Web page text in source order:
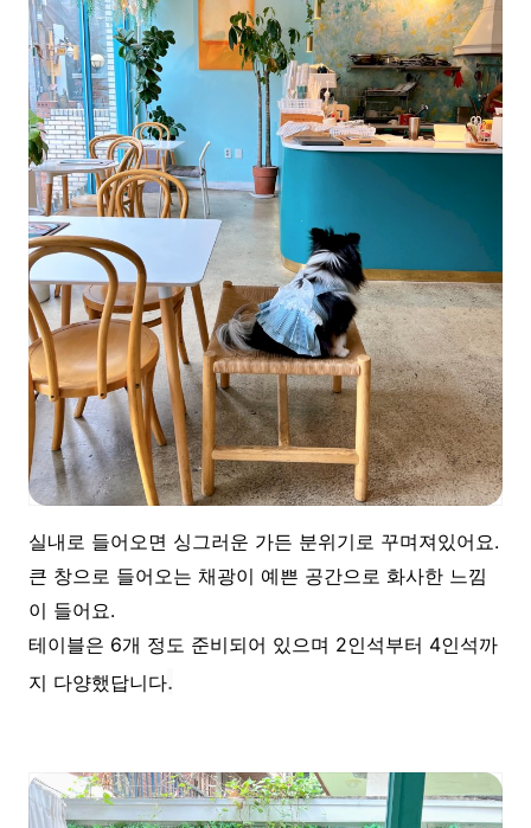
실내로 들어오면 싱그러운 가든 분위기로 꾸며져있어요.
큰 창으로 들어오는 채광이 예쁜 공간으로 화사한 느낌
이 들어요.
테이블은 6개 정도 준비되어 있으며 2인석부터 4인석까
지 다양했답니다.